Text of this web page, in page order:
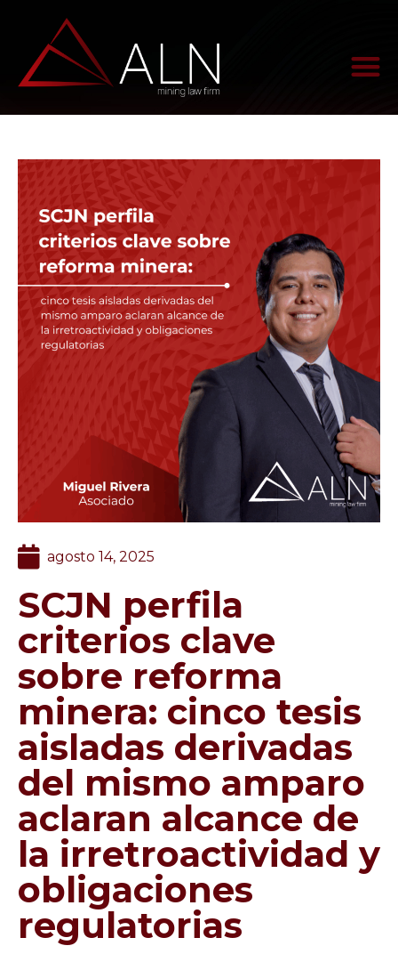
agosto 14, 2025
SCJN perfila
criterios clave
sobre reforma
minera: cinco tesis
aisladas derivadas
del mismo amparo
aclaran alcance de
la irretroactividad y
obligaciones
regulatorias